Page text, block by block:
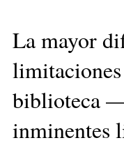
La mayor
limitaciones
biblioteca
inminentes